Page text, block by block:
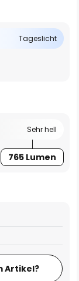
Tageslicht
Sehr hell
765 Lumen
Artikel?